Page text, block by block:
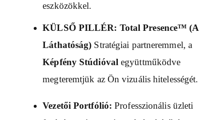
eszközökkel.
KÜLSŐ PILLÉR: Total Presence™ (A
Láthatóság) Stratégiai partneremmel, a
Képfény Stúdióvalegyüttműködve
megteremtjük az Ön vizuális hitelességét.
Vezetői Portfólió: Professzionális üzleti